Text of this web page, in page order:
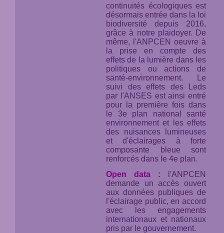
continuités écologiques est
désormais entrée dans la loi
biodiversité depuis 2016,
grâce à notre plaidoyer. De
même, l'ANPCEN oeuvre à
la prise en compte des
effets de la lumière dans les
politiques ou actions de
santé-environnement. Le
suivi des effets des Leds
par l'ANSES est ainsi entré
pour la première fois dans
le 3e plan national santé
environnement et les effets
des nuisances lumineuses
et d'éclairages à forte
composante bleue sont
renforcés dans le 4e plan.
Open data : l'ANPCEN
demande un accès ouvert
aux données publiques de
l'éclairage public, en accord
avec les engagements
internationaux et nationaux
pris par le gouvernement.